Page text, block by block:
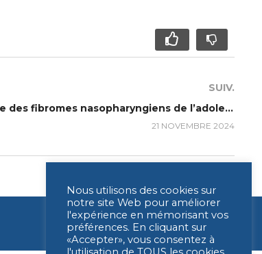
SUIV.
207 – Prise en charge endoscopique des fibromes nasopharyngiens de l’adolescent
21 NOVEMBRE 2024
Nous utilisons des cookies sur
notre site Web pour améliorer
l'expérience en mémorisant vos
préférences. En cliquant sur
«Accepter», vous consentez à